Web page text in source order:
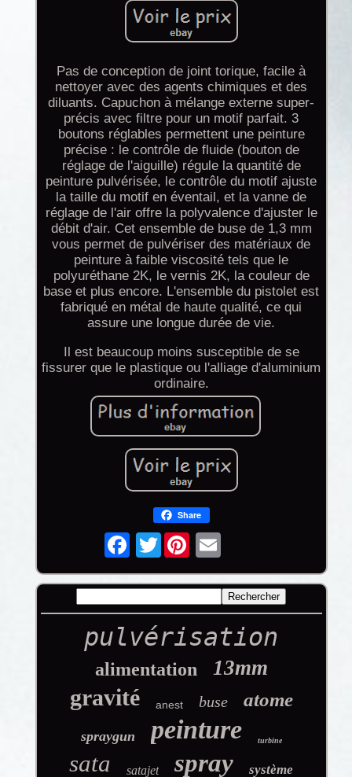
Pas de conception de joint torique, facile à
nettoyer avec des agents chimiques et des
diluants. Capuchon à mélange externe super-
précis avec filtre pour un motif parfait. 3
boutons réglables permettent une peinture
précise : le contrôle de fluide (bouton de
réglage de l'aiguille) régule la quantité de
peinture pulvérisée, le contrôle du motif ajuste
la taille du motif en éventail, et la vanne de
réglage de l'air offre la polyvalence d'ajuster le
débit d'air. Cet ensemble de buse de 1,3 mm
vous permet de pulvériser des matériaux de
peinture à faible viscosité tels que le
polyuréthane 2K, le vernis 2K, la couleur de
base et plus encore. L'ensemble du pistolet est
fabriqué en métal de haute qualité, ce qui
assure une longue durée de vie.
Il est beaucoup moins susceptible de se
fissurer que le plastique ou l'alliage d'aluminium
ordinaire.
Share
Twitter
pulvérisation
alimentation 13mm
gravité anest buse atome
spraygun peinture turbine
sata satajet spray système